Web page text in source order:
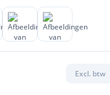
Excl. btw